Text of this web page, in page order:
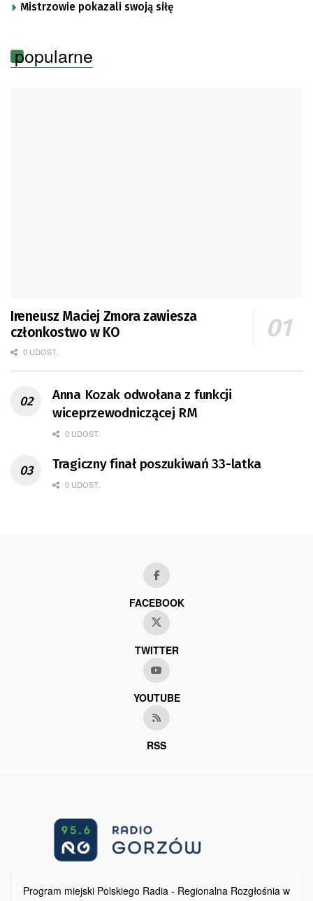
Mistrzowie pokazali swoją siłę
popularne
Ireneusz Maciej Zmora zawiesza
członkostwo w KO
0 UDOST.
Anna Kozak odwołana z funkcji
wiceprzewodniczącej RM
0 UDOST.
Tragiczny finał poszukiwań 33-latka
0 UDOST.
FACEBOOK
TWITTER
YOUTUBE
RSS
Program miejski Polskiego Radia - Regionalna Rozgłośnia w